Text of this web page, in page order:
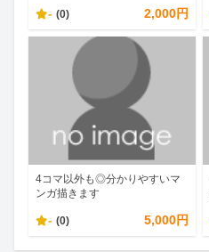
- (0) 2,000円
4コマ以外も◎分かりやすいマ
ンガ描きます
- (0) 5,000円